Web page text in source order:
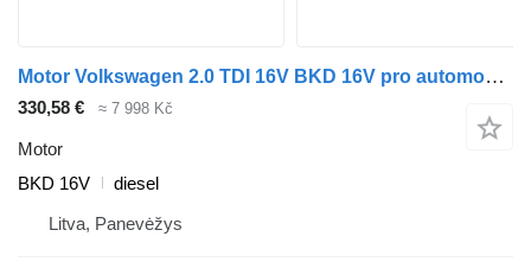
Motor Volkswagen 2.0 TDI 16V BKD 16V pro automobilu Volkswagen TOURAN (1T1, 1T2)
330,58 € ≈ 7 998 Kč
Motor
BKD 16V
diesel
Litva, Panevėžys